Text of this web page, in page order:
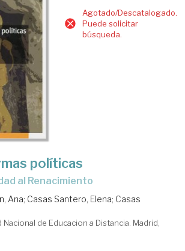
Agotado/Descatalogado.
Puede solicitar
búsqueda.
políticas
al Renacimiento
Ana; Casas Santero, Elena; Casas
Nacional de Educacion a Distancia. Madrid,